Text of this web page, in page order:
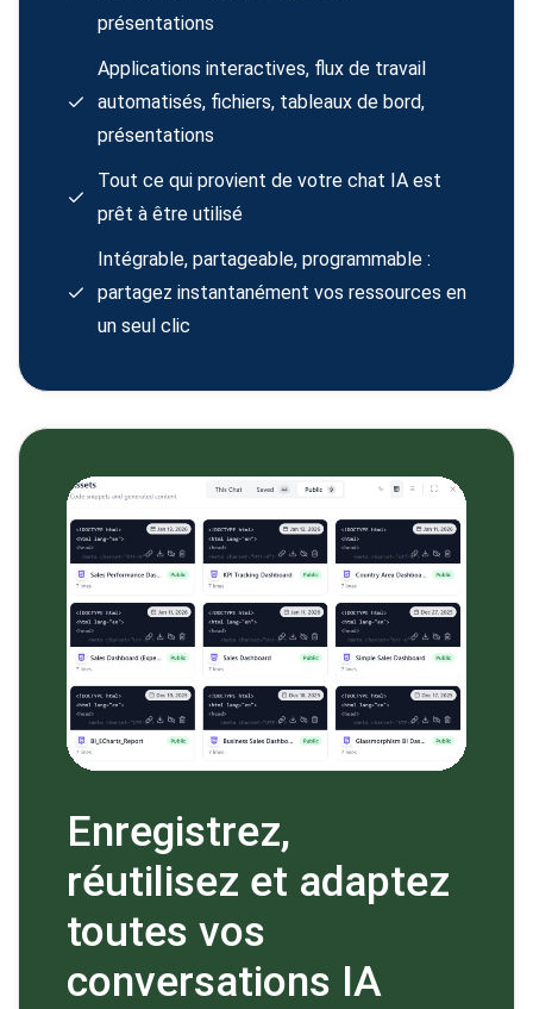
présentations
Applications interactives, flux de travail
automatisés, fichiers, tableaux de bord,
présentations
Tout ce qui provient de votre chat IA est
prêt à être utilisé
Intégrable, partageable, programmable :
partagez instantanément vos ressources en
un seul clic
Enregistrez,
réutilisez et adaptez
toutes vos
conversations IA